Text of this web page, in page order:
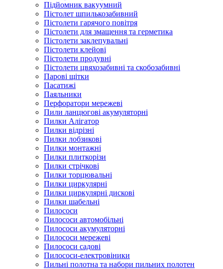
Підйомник вакуумний
Пістолет шпилькозабивний
Пістолети гарячого повітря
Пістолети для змащення та герметика
Пістолети заклепувальні
Пістолети клейові
Пістолети продувні
Пістолети цвяхозабивні та скобозабивні
Парові щітки
Пасатижі
Паяльники
Перфоратори мережеві
Пили ланцюгові акумуляторні
Пилки Алігатор
Пилки відрізні
Пилки лобзикові
Пилки монтажні
Пилки плиткорізи
Пилки стрічкові
Пилки торцювальні
Пилки циркулярні
Пилки циркулярні дискові
Пилки шабельні
Пилососи
Пилососи автомобільні
Пилососи акумуляторні
Пилососи мережеві
Пилососи садові
Пилососи-електровіники
Пильні полотна та набори пильних полотен